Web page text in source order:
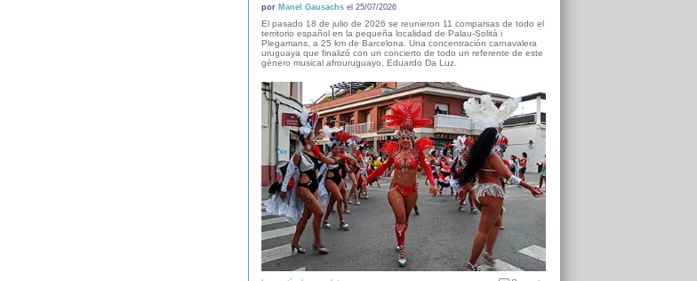
por Manel Gausachsel 25/07/2026
El pasado 18 de julio de 2026 se reunieron 11 comparsas de todo el
territorio español en la pequeña localidad de Palau-Solità i
Plegamans, a 25 km de Barcelona. Una concentración carnavalera
uruguaya que finalizó con un concierto de todo un referente de este
género musical afrouruguayo, Eduardo Da Luz.